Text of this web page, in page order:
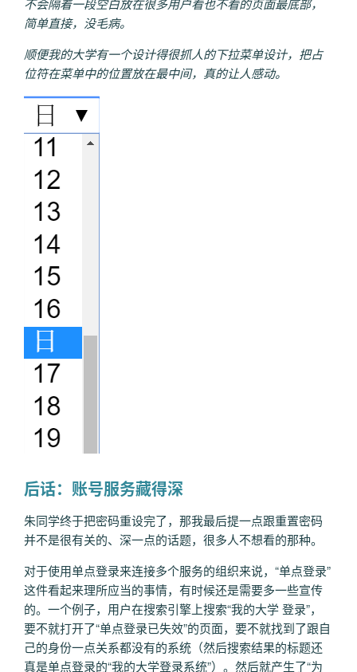
简单直接，没毛病。
顺便我的大学有一个设计得很抓人的下拉菜单设计，把占
位符在菜单中的位置放在最中间，真的让人感动。
后话：账号服务藏得深
朱同学终于把密码重设完了，那我最后提一点跟重置密码
并不是很有关的、深一点的话题，很多人不想看的那种。
对于使用单点登录来连接多个服务的组织来说，“单点登录”
这件看起来理所应当的事情，有时候还是需要多一些宣传
的。一个例子，用户在搜索引擎上搜索“我的大学 登录”，
要不就打开了“单点登录已失效”的页面，要不就找到了跟自
己的身份一点关系都没有的系统（然后搜索结果的标题还
真是单点登录的“我的大学登录系统”）。然后就产生了“为